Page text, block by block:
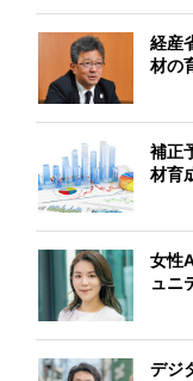
経産
材の
補正
材育
女性
ュニ
デジ